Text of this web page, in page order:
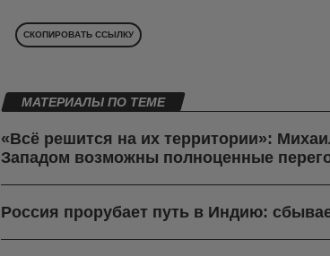
СКОПИРОВАТЬ ССЫЛКУ
МАТЕРИАЛЫ ПО ТЕМЕ
«Всё решится на их территории»:
Западом возможны полноценные
Россия прорубает путь в Индию: